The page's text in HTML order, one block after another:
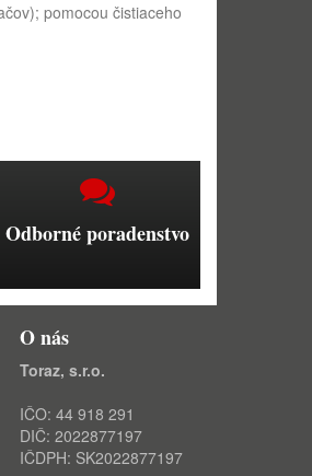
pomocou čistiaceho
Odborné poradenstvo
O nás
Toraz, s.r.o.
IČO: 44 918 291
DIČ: 2022877197
IČDPH: SK2022877197